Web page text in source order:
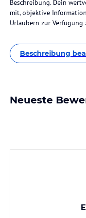
Beschreibung. Dein
mit, objektive
Urlaubern zur Verfügung
Beschreibung
Neueste